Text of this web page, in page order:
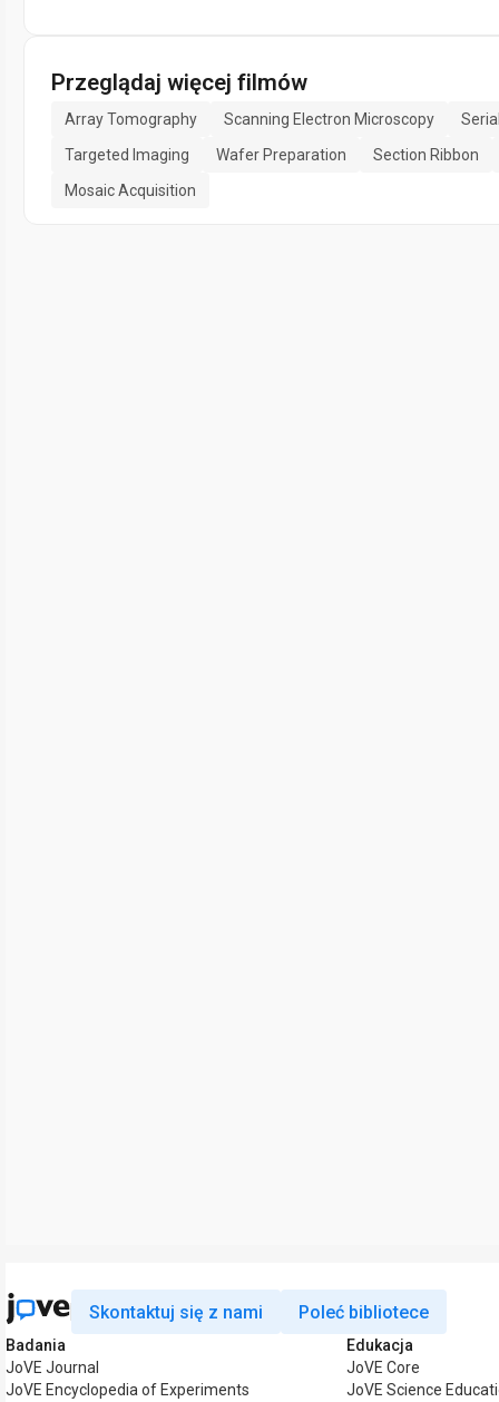
Przeglądaj więcej filmów
Array Tomography Scanning Electron Microscopy
Targeted Imaging
Wafer Preparation
Section Ribbon
Mosaic Acquisition
Skontaktuj się z nami Poleć bibliotece
Badania
JoVE Journal
JoVE Encyclopedia of Experiments
Edukacja
JoVE Core
JoVE Science